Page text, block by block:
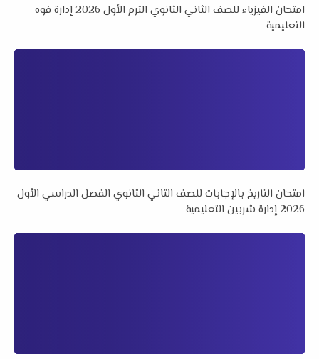
امتحان الفيزياء للصف الثاني الثانوي الترم الأول 2026 إدارة فوه
التعليمية
امتحان التاريخ بالإجابات للصف الثاني الثانوي الفصل الدراسي الأول
2026 إدارة شربين التعليمية